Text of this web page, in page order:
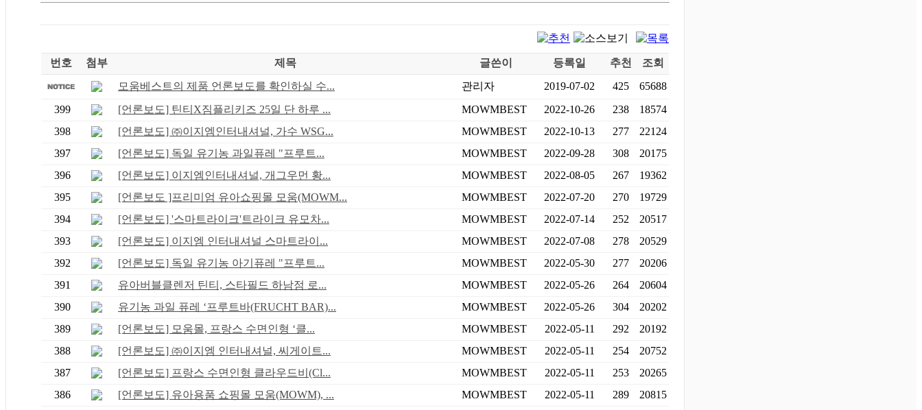
번호 첨부 제목 글쓴이 등록일 추천
조회
모움베스트의 제품 언론보도를 확인하실 수...
관리자 2019-07-02 425
65688
399
[언론보도] 틴티X짐플리키즈 25일 단 하루 ... MOWMBEST 2022-10-26 238
18574
398
[언론보도] ㈜이지엠인터내셔널, 가수 WSG... MOWMBEST 2022-10-13 277
22124
397
[언론보도] 독일 유기농 과일퓨레 "프루트... MOWMBEST 2022-09-28 308
20175
396
[언론보도] 이지엠인터내셔널, 개그우먼 황... MOWMBEST 2022-08-05 267
19362
395
[언론보도 ]프리미엄 유아쇼핑몰 모움(MOWM... MOWMBEST 2022-07-20 270
19729
394
[언론보도] '스마트라이크'트라이크 유모차... MOWMBEST 2022-07-14 252
20517
393
[언론보도] 이지엠 인터내셔널 스마트라이... MOWMBEST 2022-07-08 278
20529
392
[언론보도] 독일 유기농 아기퓨레 "프루트... MOWMBEST 2022-05-30 277
20206
391
유아버블클렌저 틴티, 스타필드 하남점 로... MOWMBEST 2022-05-26 264
20604
390
유기농 과일 퓨레 ‘프루트바(FRUCHT BAR)... MOWMBEST 2022-05-26 304
20202
389
[언론보도] 모움몰, 프랑스 수면인형 ‘클... MOWMBEST 2022-05-11 292
20192
388
[언론보도] ㈜이지엠 인터내셔널, 씨게이트... MOWMBEST 2022-05-11 254
20752
387
[언론보도] 프랑스 수면인형 클라우드비(Cl... MOWMBEST 2022-05-11 253
20265
386
[언론보도] 유아용품 쇼핑몰 모움(MOWM), ... MOWMBEST 2022-05-11 289
20815